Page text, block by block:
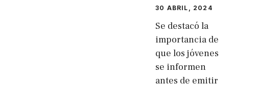
30 ABRIL, 2024
Se destacó la
importancia de
que los jóvenes
se informen
antes de emitir